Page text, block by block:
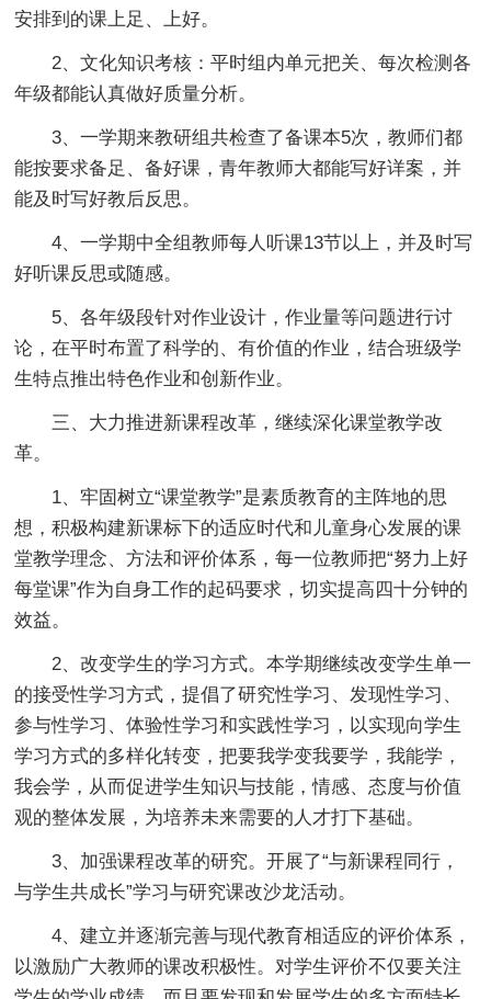
安排到的课上足、上好。
2、文化知识考核：平时组内单元把关、每次检测各
年级都能认真做好质量分析。
3、一学期来教研组共检查了备课本5次，教师们都
能按要求备足、备好课，青年教师大都能写好详案，并
能及时写好教后反思。
4、一学期中全组教师每人听课13节以上，并及时写
好听课反思或随感。
5、各年级段针对作业设计，作业量等问题进行讨
论，在平时布置了科学的、有价值的作业，结合班级学
生特点推出特色作业和创新作业。
三、大力推进新课程改革，继续深化课堂教学改
革。
1、牢固树立“课堂教学”是素质教育的主阵地的思
想，积极构建新课标下的适应时代和儿童身心发展的课
堂教学理念、方法和评价体系，每一位教师把“努力上好
每堂课”作为自身工作的起码要求，切实提高四十分钟的
效益。
2、改变学生的学习方式。本学期继续改变学生单一
的接受性学习方式，提倡了研究性学习、发现性学习、
参与性学习、体验性学习和实践性学习，以实现向学生
学习方式的多样化转变，把要我学变我要学，我能学，
我会学，从而促进学生知识与技能，情感、态度与价值
观的整体发展，为培养未来需要的人才打下基础。
3、加强课程改革的研究。开展了“与新课程同行，
与学生共成长”学习与研究课改沙龙活动。
4、建立并逐渐完善与现代教育相适应的评价体系，
以激励广大教师的课改积极性。对学生评价不仅要关注